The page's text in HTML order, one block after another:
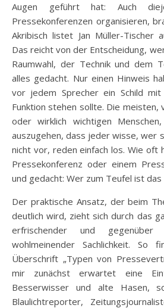
Augen geführt hat: Auch
Pressekonferenzen organisieren,
Akribisch listet Jan Müller-Tischer
Das reicht von der Entscheidung,
Raumwahl, der Technik und dem
alles gedacht. Nur einen Hinweis
vor jedem Sprecher ein Schild mit
Funktion stehen sollte. Die meisten,
oder wirklich wichtigen
auszugehen, dass jeder wisse, wer
nicht vor, reden einfach los. Wie oft
Pressekonferenz oder einem
und gedacht: Wer zum Teufel ist das
Der praktische Ansatz, der beim
deutlich wird, zieht sich durch das
erfrischender und
wohlmeinender Sachlichkeit. So
Überschrift „Typen von
mir zunächst erwartet eine
Besserwisser und alte Hasen,
Blaulichtreporter,